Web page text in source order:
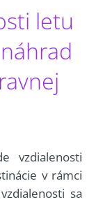
letu
vzdialenosti
v rámci
sa